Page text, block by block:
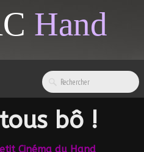
Hand
bô !
Cinéma du Hand